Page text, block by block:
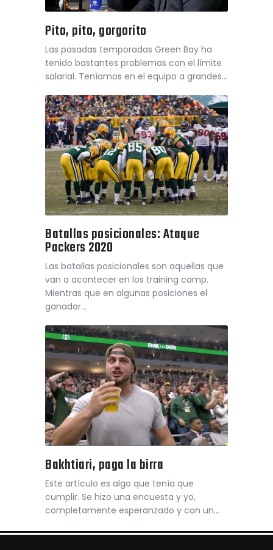
Pito, pito, gorgorito
Las pasadas temporadas Green Bay ha
tenido bastantes problemas con el límite
salarial. Teníamos en el equipo a grandes…
Batallas posicionales: Ataque
Packers 2020
Las batallas posicionales son aquellas que
van a acontecer en los training camp.
Mientras que en algunas posiciones el
ganador…
Bakhtiari, paga la birra
Este artículo es algo que tenía que
cumplir. Se hizo una encuesta y yo,
completamente esperanzado y con un…